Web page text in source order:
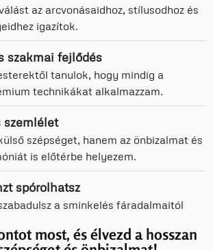
az arcvonásaidhoz, stílusodhoz és
igazítok.
szakmai fejlődés
tanulok, hogy mindig a
technikákat alkalmazzam.
szemlélet
szépséget, hanem az önbizalmat és
is előtérbe helyezem.
spórolhatsz
a sminkelés fáradalmaitól
most, és élvezd a hosszan